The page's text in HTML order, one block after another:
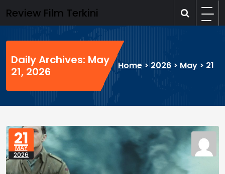
to
content
Review Film Terkini
Daily Archives: May
21, 2026
Home > 2026 > May > 21
21
MAY
2026